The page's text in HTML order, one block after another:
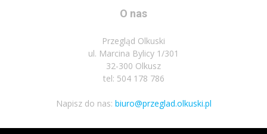
O nas
Przegląd Olkuski
ul. Marcina Bylicy 1/301
32-300 Olkusz
tel: 504 178 786
Napisz do nas: biuro@przeglad.olkuski.pl